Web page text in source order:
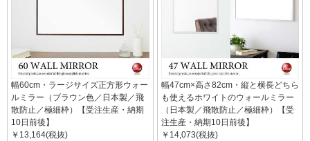
幅60cm・ラージサイズ正方形ウォー
ルミラー（ブラウン色／日本製／飛
散防止／極細枠）【受注生産・納期
10日前後】
￥13,164(税抜)
幅47cm×高さ82cm・縦と横長どちら
も使えるホワイトのウォールミラー
（日本製／飛散防止／極細枠）【受
注生産・納期10日前後】
￥14,073(税抜)